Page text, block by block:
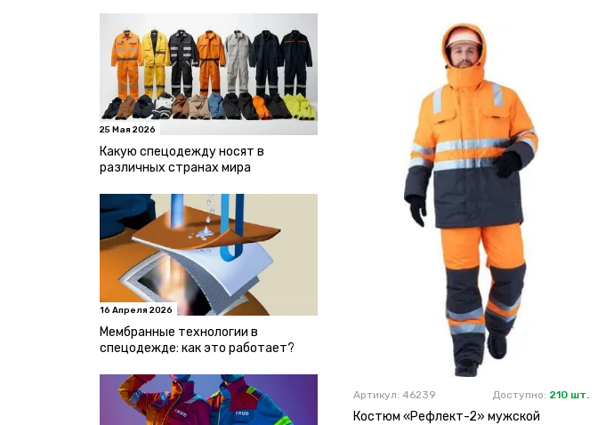
25 Мая 2026
Какую спецодежду носят в
различных странах мира
16 Апреля 2026
Мембранные технологии в
спецодежде: как это работает?
Артикул: 46239 Доступно: 210 шт.
Костюм «Рефлект-2» мужской